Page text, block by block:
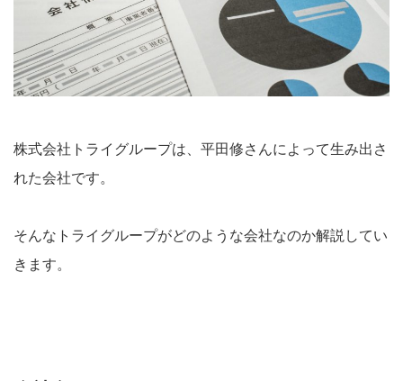
株式会社トライグループは、平田修さんによって生み出さ
れた会社です。
そんなトライグループがどのような会社なのか解説してい
きます。